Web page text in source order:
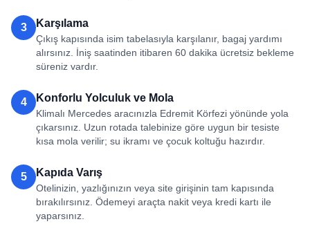
3 Karşılama
Çıkış kapısında isim tabelasıyla karşılanır, bagaj yardımı
alırsınız. İniş saatinden itibaren 60 dakika ücretsiz bekleme
süreniz vardır.
4 Konforlu Yolculuk ve Mola
Klimalı Mercedes aracınızla Edremit Körfezi yönünde yola
çıkarsınız. Uzun rotada talebinize göre uygun bir tesiste
kısa mola verilir; su ikramı ve çocuk koltuğu hazırdır.
5 Kapıda Varış
Otelinizin, yazlığınızın veya site girişinin tam kapısında
bırakılırsınız. Ödemeyi araçta nakit veya kredi kartı ile
yaparsınız.